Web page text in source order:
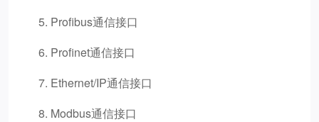
5. Profibus通信接口
6. Profinet通信接口
7. Ethernet/IP通信接口
8. Modbus通信接口